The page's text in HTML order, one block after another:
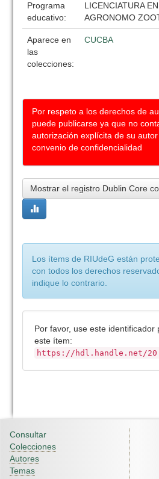
Programa
educativo:
LICENCIATURA
AGRONOMO
Aparece en
las
colecciones:
CUCBA
Por respeto a los derechos de
puede publicarse ya que no
autorización explícita de su
convenio de confidencialidad
Mostrar el registro Dublin Core
Los ítems de RIUdeG están
con todos los derechos
indique lo contrario.
Por favor, use este identificador
este ítem:
https://hdl.handle.net/
Consultar
Colecciones
Autores
Temas